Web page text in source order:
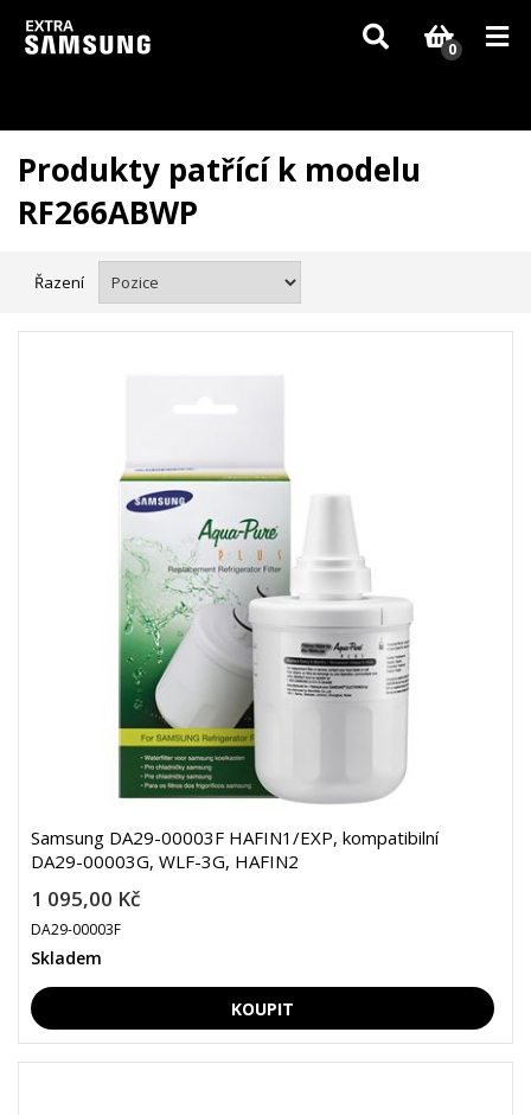
Vzhledem k aktuální situaci se může dodání dílů, které nejsou skladem,
zpozdit. Děkujeme za pochopení.
0
Produkty patřící k modelu
RF266ABWP
Řazení
Samsung DA29-00003F HAFIN1/EXP, kompatibilní
DA29-00003G, WLF-3G, HAFIN2
1 095,00 Kč
DA29-00003F
Skladem